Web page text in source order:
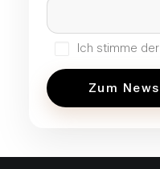
Ich stimme der